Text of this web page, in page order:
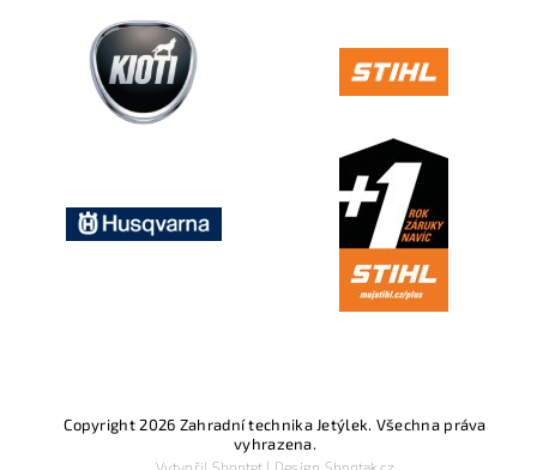
Copyright 2026 Zahradní technika Jetýlek. Všechna práva
vyhrazena.
Vytvořil Shoptet| Design Shoptak.cz